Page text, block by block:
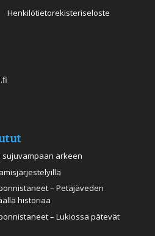
Henkilötietorekisteriseloste
arkeen
– Petäjäveden
historiaa
– Lukiossa pätevät